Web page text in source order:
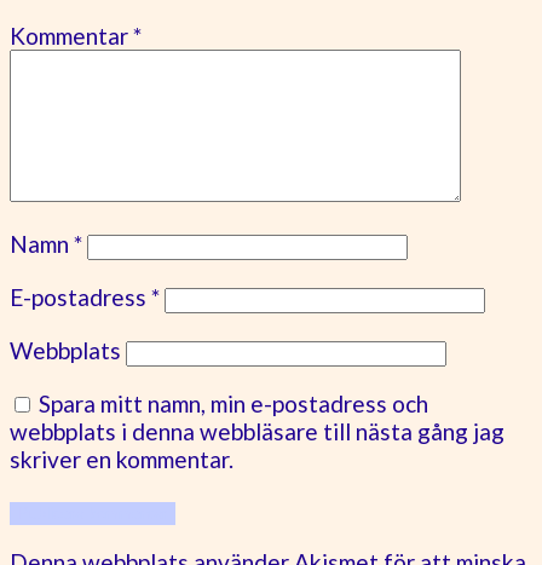
Kommentar*
Namn *
E-postadress *
Webbplats
Spara mitt namn, min e-postadress och
webbplats i denna webbläsare till nästa gång jag
skriver en kommentar.